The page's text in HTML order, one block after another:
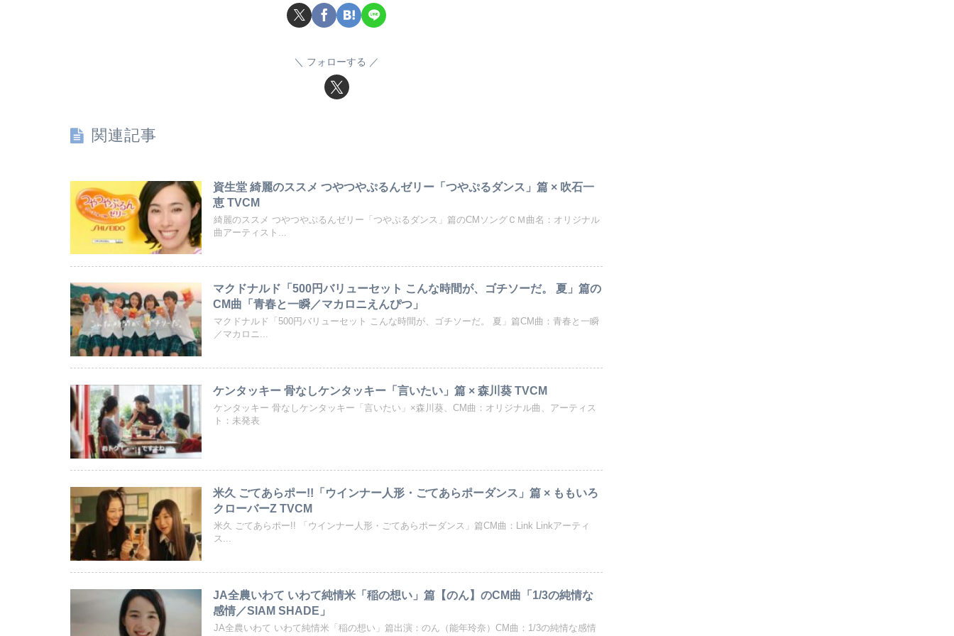
フォローする
関連記事
資生堂 綺麗のススメ つやつやぷるんゼリー「つやぷるダンス」篇 × 吹石一
恵 TVCM
綺麗のススメ つやつやぷるんゼリー「つやぷるダンス」篇のCMソングＣＭ曲名：オリジナル
曲アーティスト...
マクドナルド「500円バリューセット こんな時間が、ゴチソーだ。 夏」篇の
CM曲「青春と一瞬／マカロニえんぴつ」
マクドナルド「500円バリューセット こんな時間が、ゴチソーだ。 夏」篇CM曲：青春と一瞬
／マカロニ...
ケンタッキー 骨なしケンタッキー「言いたい」篇 × 森川葵 TVCM
ケンタッキー 骨なしケンタッキー「言いたい」×森川葵、CM曲：オリジナル曲、アーティス
ト：未発表
米久 ごてあらポー!!「ウインナー人形・ごてあらポーダンス」篇 × ももいろ
クローバーZ TVCM
米久 ごてあらポー!! 「ウインナー人形・ごてあらポーダンス」篇CM曲：Link Linkアーティ
ス...
JA全農いわて いわて純情米「稲の想い」篇【のん】のCM曲「1/3の純情な
感情／SIAM SHADE」
JA全農いわて いわて純情米「稲の想い」篇出演：のん（能年玲奈）CM曲：1/3の純情な感情